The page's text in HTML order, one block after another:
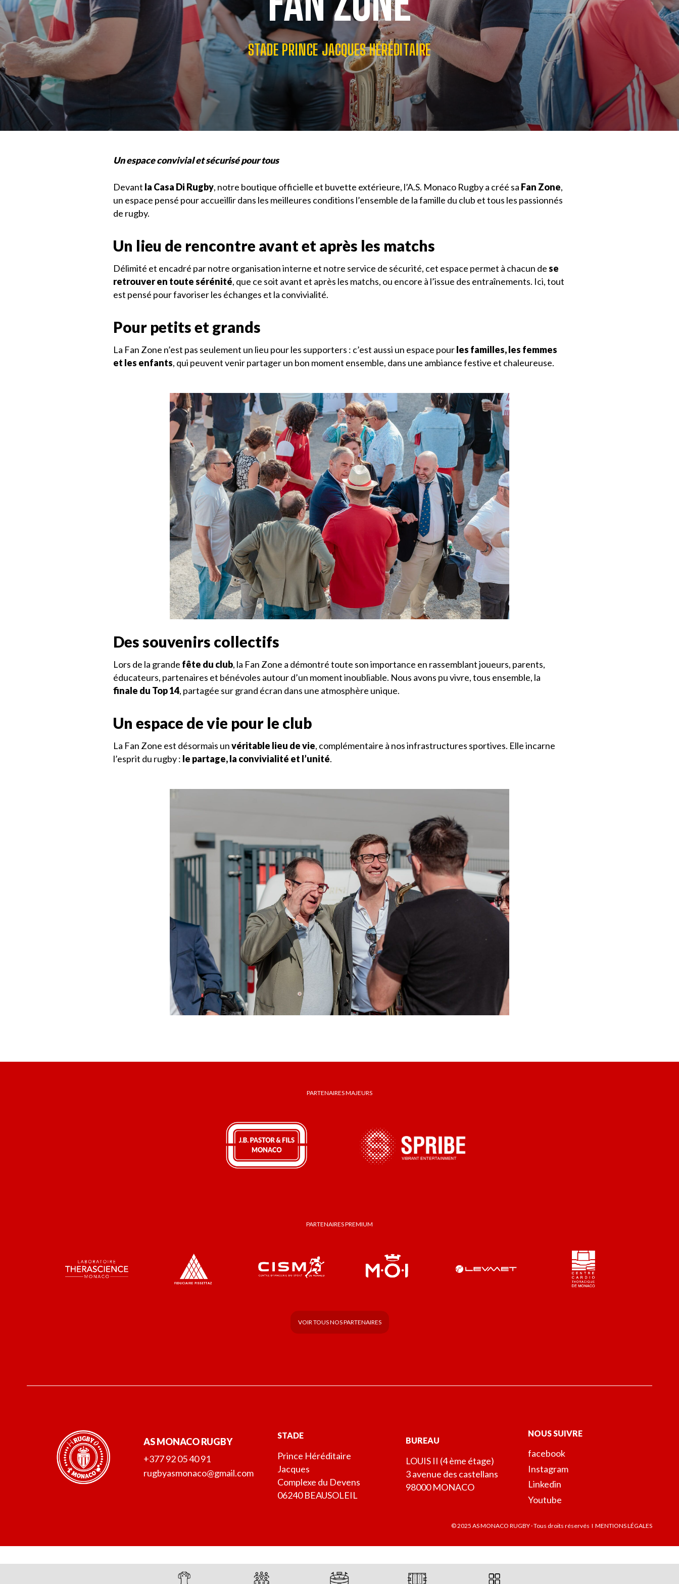
STADE PRINCE JACQUES HÉRÉDITAIRE
Un espace convivial et sécurisé pour tous
Devant la Casa Di Rugby, notre boutique officielle et buvette extérieure, l’A.S. Monaco Rugby a créé sa Fan Zone,
un espace pensé pour accueillir dans les meilleures conditions l’ensemble de la famille du club et tous les passionnés
de rugby.
Un lieu de rencontre avant et après les matchs
Délimité et encadré par notre organisation interne et notre service de sécurité, cet espace permet à chacun dese
retrouver en toute sérénité, que ce soit avant et après les matchs, ou encore à l’issue des entraînements. Ici, tout
est pensé pour favoriser les échanges et la convivialité.
Pour petits et grands
La Fan Zone n’est pas seulement un lieu pour les supporters : c’est aussi un espace pourles familles, les femmes
et les enfants, qui peuvent venir partager un bon moment ensemble, dans une ambiance festive et chaleureuse.
Des souvenirs collectifs
Lors de la grande fête du club, la Fan Zone a démontré toute son importance en rassemblant joueurs, parents,
éducateurs, partenaires et bénévoles autour d’un moment inoubliable. Nous avons pu vivre, tous ensemble, la
finale du Top 14, partagée sur grand écran dans une atmosphère unique.
Un espace de vie pour le club
La Fan Zone est désormais unvéritable lieu de vie, complémentaire à nos infrastructures sportives. Elle incarne
l’esprit du rugby : le partage, la convivialité et l’unité.
PARTENAIRES MAJEURS
PARTENAIRES PREMIUM
VOIR TOUS NOS PARTENAIRES
AS MONACO RUGBY
+377 92 05 40 91
rugbyasmonaco@gmail.com
STADE
Prince Héréditaire
Jacques
Complexe du Devens
06240 BEAUSOLEIL
BUREAU
LOUIS II (4 ème étage)
3 avenue des castellans
98000 MONACO
NOUS SUIVRE
facebook
Instagram
Linkedin
Youtube
© 2025 AS MONACO RUGBY · Tous droits réservés I MENTIONS LÉGALES